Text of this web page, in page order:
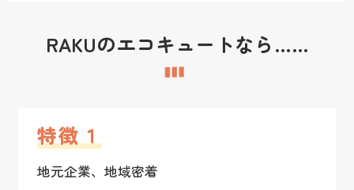
RAKUのエコキュートなら……
特徴１
地元企業、地域密着